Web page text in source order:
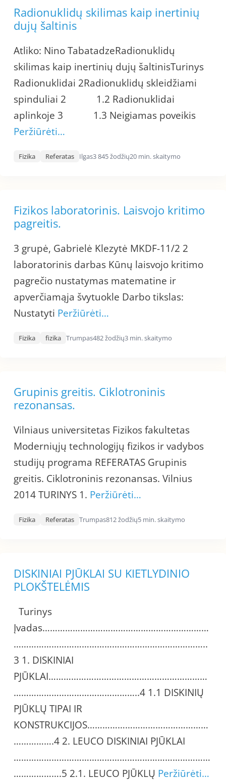
Radionuklidų skilimas kaip inertinių
dujų šaltinis
Atliko: Nino TabatadzeRadionuklidų
skilimas kaip inertinių dujų šaltinisTurinys
Radionuklidai 2Radionuklidų skleidžiami
spinduliai 2 1.2 Radionuklidai
aplinkoje 3 1.3 Neigiamas poveikis
Peržiūrėti…
Fizika Referatas Ilgas3 845 žodžių20 min. skaitymo
Fizikos laboratorinis. Laisvojo kritimo
pagreitis.
3 grupė, Gabrielė Klezytė MKDF-11/2 2
laboratorinis darbas Kūnų laisvojo kritimo
pagrečio nustatymas matematine ir
apverčiamąja švytuokle Darbo tikslas:
Nustatyti Peržiūrėti…
Fizika fizika Trumpas482 žodžių3 min. skaitymo
Grupinis greitis. Ciklotroninis
rezonansas.
Vilniaus universitetas Fizikos fakultetas
Moderniųjų technologijų fizikos ir vadybos
studijų programa REFERATAS Grupinis
greitis. Ciklotroninis rezonansas. Vilnius
2014 TURINYS 1. Peržiūrėti…
Fizika Referatas Trumpas812 žodžių5 min. skaitymo
DISKINIAI PJŪKLAI SU KIETLYDINIO
PLOKŠTELĖMIS
Turinys
Įvadas…………………………………………………………
…………………………………………………………………..
3 1. DISKINIAI
PJŪKLAI………………………………………………………
…………………………………………..4 1.1 DISKINIŲ
PJŪKLŲ TIPAI IR
KONSTRUKCIJOS…………………………………………
…………….4 2. LEUCO DISKINIAI PJŪKLAI
……………………………………………………………………
……………….5 2.1. LEUCO PJŪKLŲ Peržiūrėti…